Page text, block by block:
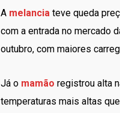
A melancia teve queda
com a entrada no mercado
outubro, com maiores
Já o mamão registrou alta
temperaturas mais altas